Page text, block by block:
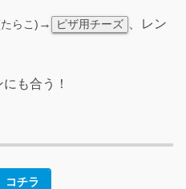
らこ) → ピザ用チーズ 、レン
も合う！
コチラ